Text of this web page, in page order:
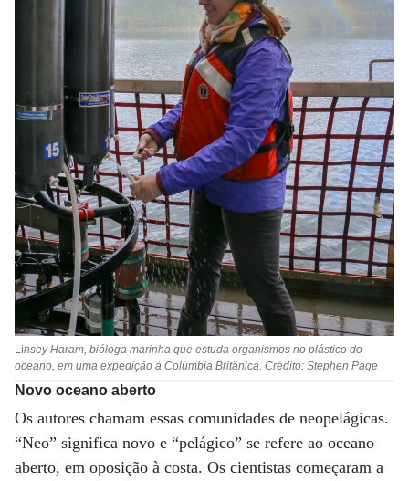
Linsey Haram, bióloga marinha que estuda organismos no plástico do
oceano, em uma expedição à Colúmbia Britânica. Crédito: Stephen Page
Novo oceano aberto
Os autores chamam essas comunidades de neopelágicas.
“Neo” significa novo e “pelágico” se refere ao oceano
aberto, em oposição à costa. Os cientistas começaram a